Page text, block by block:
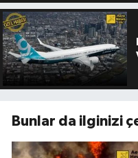
Bunlar da ilginizi